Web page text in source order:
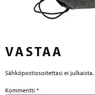
VASTAA
Sähköpostiosoitettasi ei julkaista.
Kommentti *